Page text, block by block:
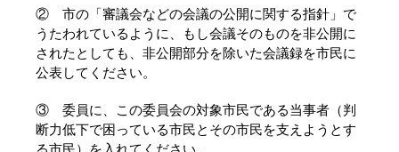
② 市の「審議会などの会議の公開に関する指針」で
うたわれているように、もし会議そのものを非公開に
されたとしても、非公開部分を除いた会議録を市民に
公表してください。
③ 委員に、この委員会の対象市民である当事者（判
断力低下で困っている市民とその市民を支えようとす
る市民）を入れてください。